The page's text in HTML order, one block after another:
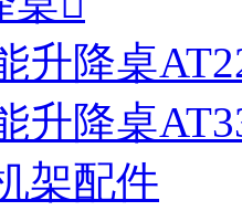
升降桌
升降桌
架配件